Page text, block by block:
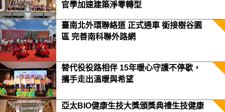
官學加速建築淨零轉型
臺南北外環聯絡道 正式通車 銜接樹谷園
區 完善南科聯外路網
替代役役路相伴 15年暖心守護不停歇，
攜手走出溫暖與希望
亞太BIO健康生技大獎頒獎典禮生技健康